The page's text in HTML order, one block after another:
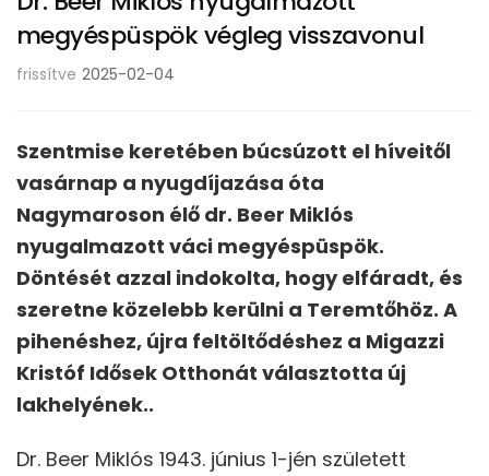
megyéspüspök végleg visszavonul
frissítve 2025-02-04
Szentmise keretében búcsúzott el híveitől
vasárnap a nyugdíjazása óta
Nagymaroson élő dr. Beer Miklós
nyugalmazott váci megyéspüspök.
Döntését azzal indokolta, hogy elfáradt, és
szeretne közelebb kerülni a Teremtőhöz. A
pihenéshez, újra feltöltődéshez a Migazzi
Kristóf Idősek Otthonát választotta új
lakhelyének..
Dr. Beer Miklós 1943. június 1-jén született